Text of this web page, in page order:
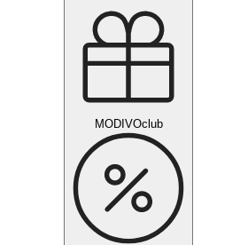
MODIVOclub